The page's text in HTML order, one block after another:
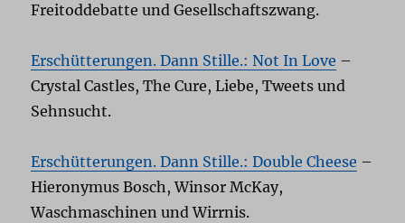
Freitoddebatte und Gesellschaftszwang.
Erschütterungen. Dann Stille.: Not In Love –
Crystal Castles, The Cure, Liebe, Tweets und
Sehnsucht.
Erschütterungen. Dann Stille.: Double Cheese –
Hieronymus Bosch, Winsor McKay,
Waschmaschinen und Wirrnis.